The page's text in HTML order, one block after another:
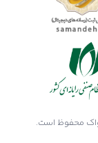
محفوظ است.